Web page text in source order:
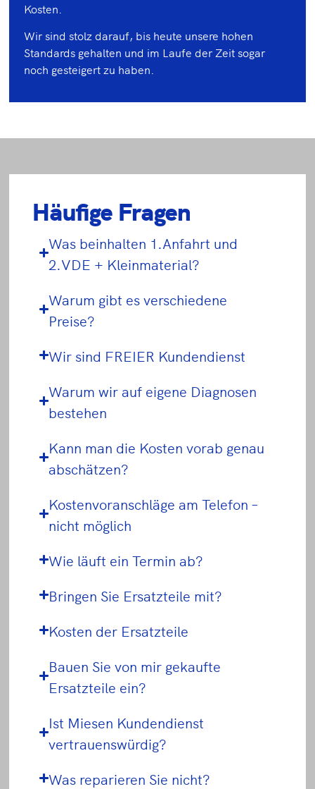
Kosten.
Wir sind stolz darauf, bis heute unsere hohen
Standards gehalten und im Laufe der Zeit sogar
noch gesteigert zu haben.
Häufige Fragen
Was beinhalten 1.Anfahrt und
2.VDE + Kleinmaterial?
Warum gibt es verschiedene
Preise?
Wir sind FREIER Kundendienst
Warum wir auf eigene Diagnosen
bestehen
Kann man die Kosten vorab genau
abschätzen?
Kostenvoranschläge am Telefon –
nicht möglich
Wie läuft ein Termin ab?
Bringen Sie Ersatzteile mit?
Kosten der Ersatzteile
Bauen Sie von mir gekaufte
Ersatzteile ein?
Ist Miesen Kundendienst
vertrauenswürdig?
Was reparieren Sie nicht?